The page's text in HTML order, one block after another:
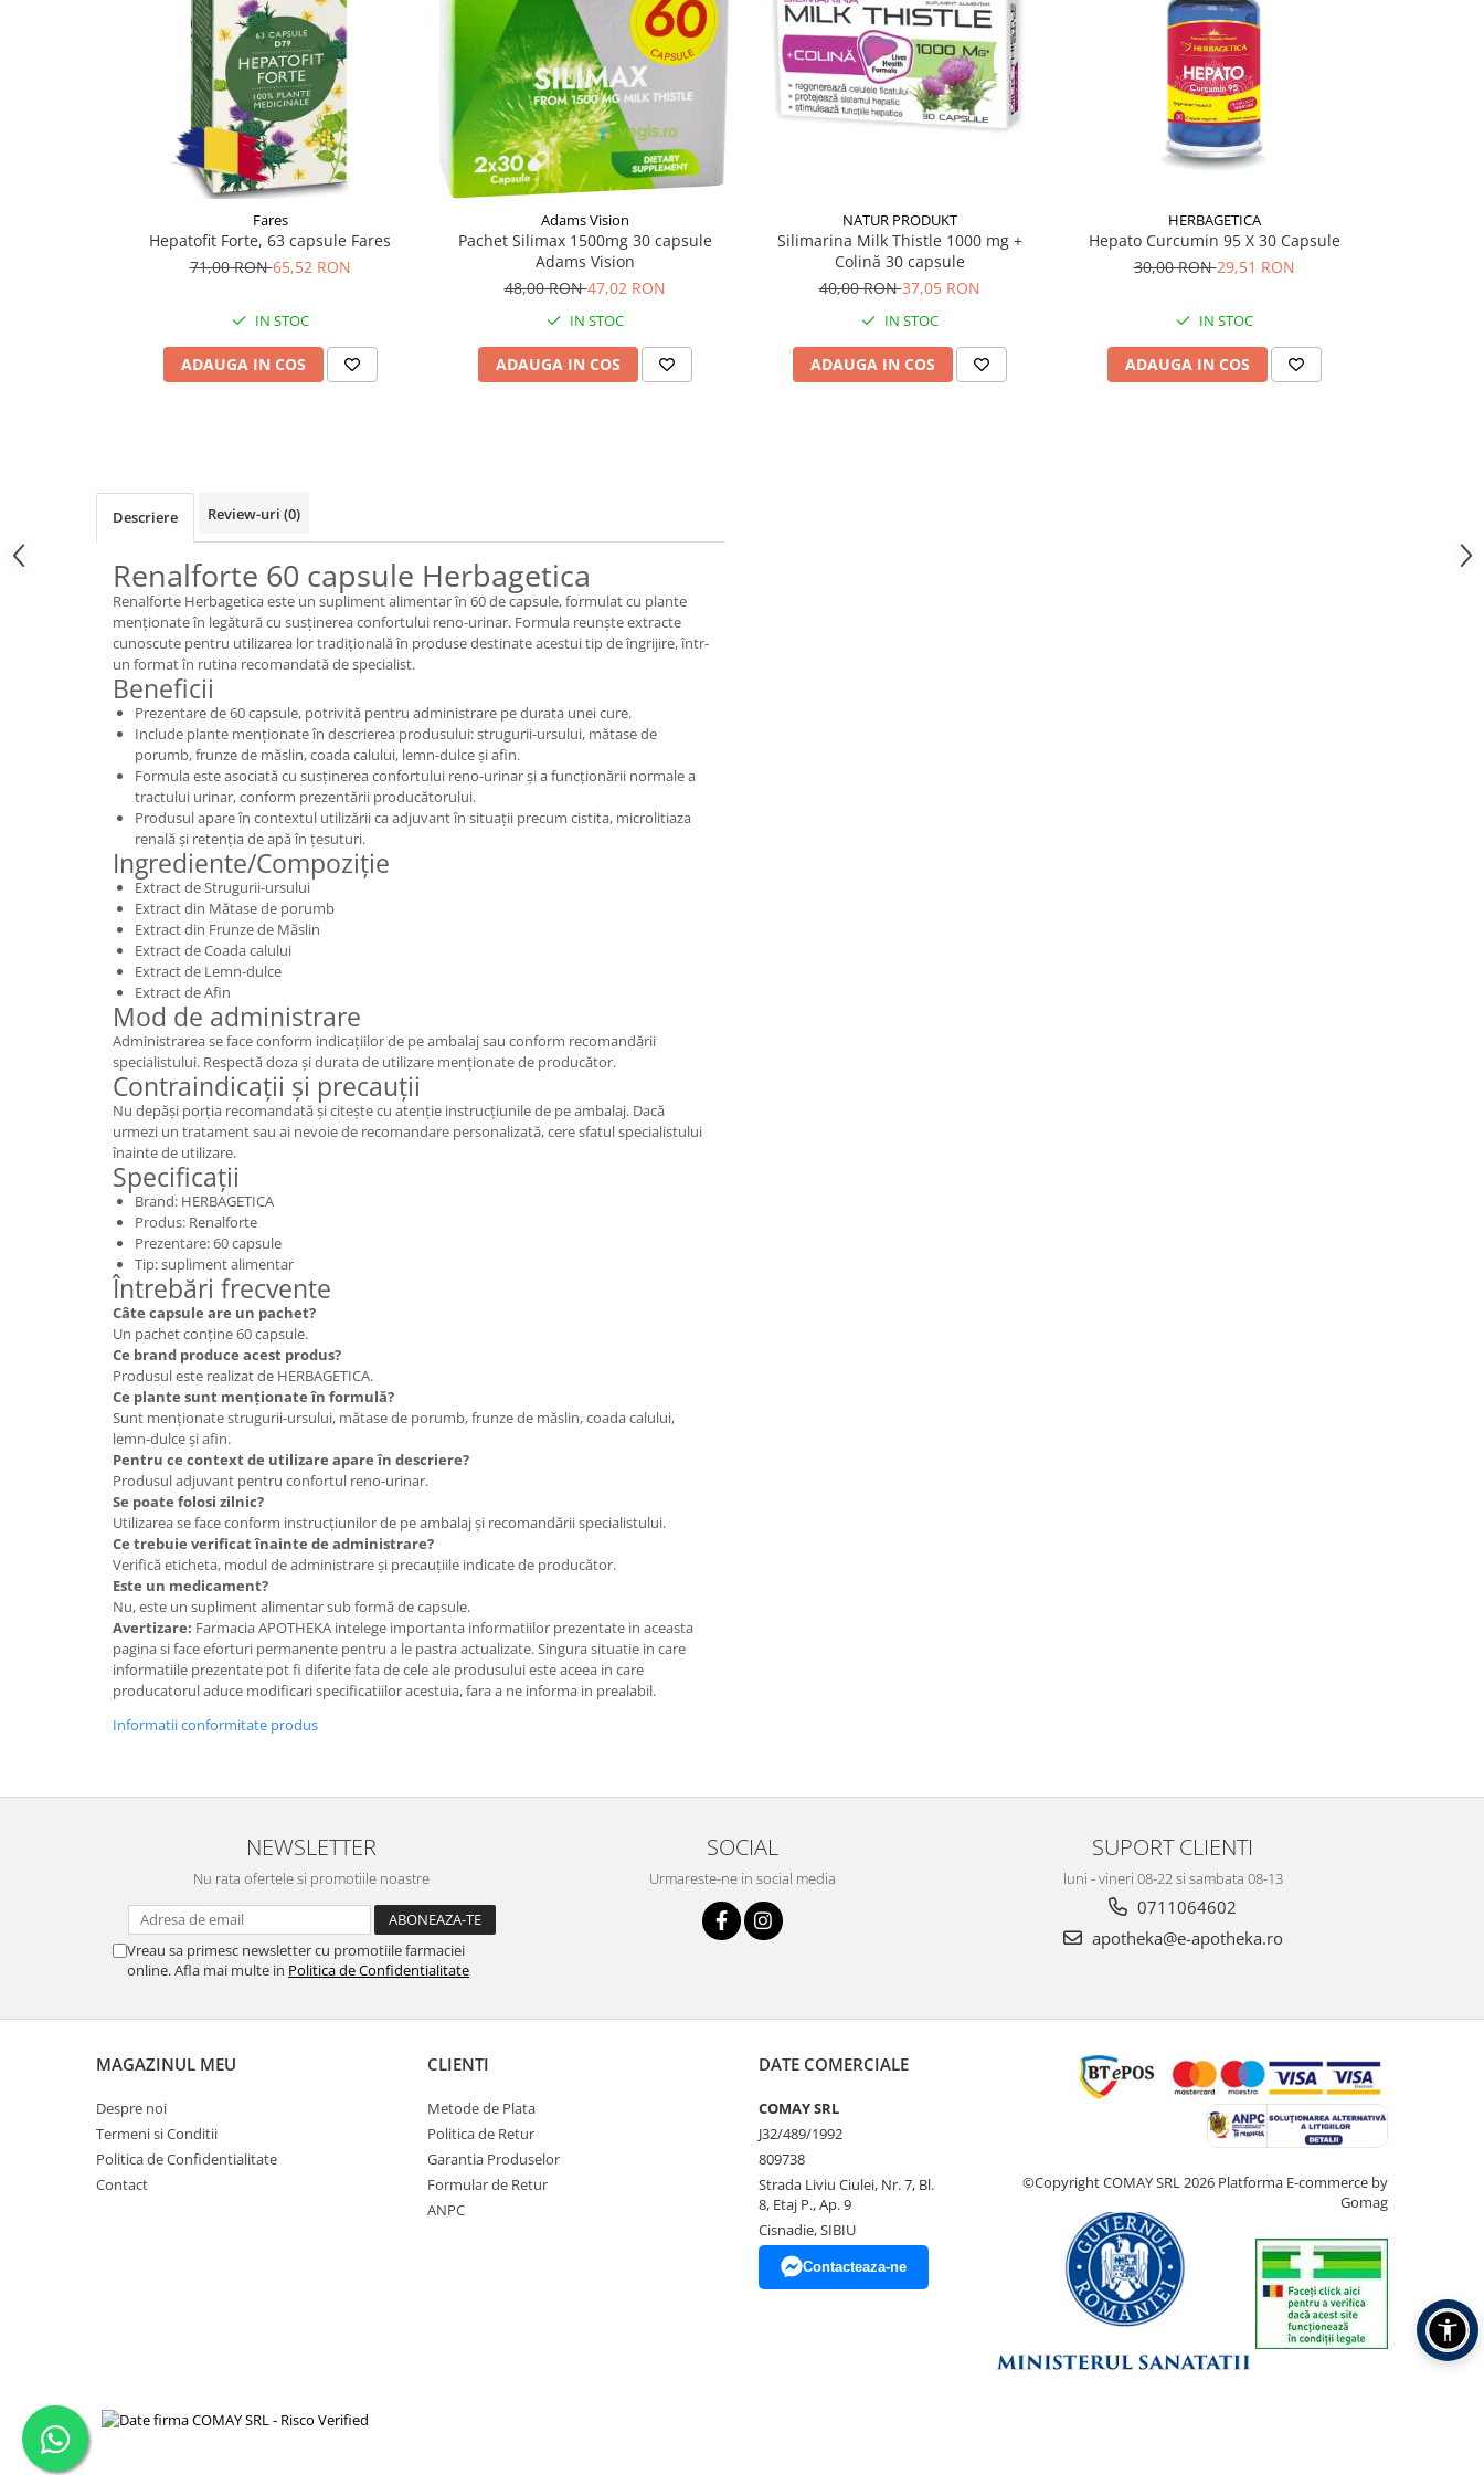
Tincturi si Gemoderivate
Fares
Hepatofit Forte, 63 capsule Fares
71,00 RON65,52 RON
IN STOC
ADAUGA IN COS
Adams Vision
Pachet Silimax 1500mg 30 capsule
Adams Vision
48,00 RON47,02 RON
IN STOC
ADAUGA IN COS
NATUR PRODUKT
Silimarina Milk Thistle 1000 mg +
Colină 30 capsule
40,00 RON37,05 RON
IN STOC
ADAUGA IN COS
HERBAGETICA
Hepato Curcumin 95 X 30 Capsule
30,00 RON29,51 RON
IN STOC
ADAUGA IN COS
Descriere Review-uri (0)
Renalforte 60 capsule Herbagetica
Renalforte Herbagetica este un supliment alimentar în 60 de capsule, formulat cu plante
menționate în legătură cu susținerea confortului reno-urinar. Formula reunște extracte
cunoscute pentru utilizarea lor tradițională în produse destinate acestui tip de îngrijire, într-
un format în rutina recomandată de specialist.
Beneficii
Prezentare de 60 capsule, potrivită pentru administrare pe durata unei cure.
Include plante menționate în descrierea produsului: strugurii-ursului, mătase de
porumb, frunze de măslin, coada calului, lemn-dulce și afin.
Formula este asociată cu susținerea confortului reno-urinar și a funcționării normale a
tractului urinar, conform prezentării producătorului.
Produsul apare în contextul utilizării ca adjuvant în situații precum cistita, microlitiaza
renală și retenția de apă în țesuturi.
Ingrediente/Compoziție
Extract de Strugurii-ursului
Extract din Mătase de porumb
Extract din Frunze de Măslin
Extract de Coada calului
Extract de Lemn-dulce
Extract de Afin
Mod de administrare
Administrarea se face conform indicațiilor de pe ambalaj sau conform recomandării
specialistului. Respectă doza și durata de utilizare menționate de producător.
Contraindicații și precauții
Nu depăși porția recomandată și citește cu atenție instrucțiunile de pe ambalaj. Dacă
urmezi un tratament sau ai nevoie de recomandare personalizată, cere sfatul specialistului
înainte de utilizare.
Specificații
Brand: HERBAGETICA
Produs: Renalforte
Prezentare: 60 capsule
Tip: supliment alimentar
Întrebări frecvente
Câte capsule are un pachet?
Un pachet conține 60 capsule.
Ce brand produce acest produs?
Produsul este realizat de HERBAGETICA.
Ce plante sunt menționate în formulă?
Sunt menționate strugurii-ursului, mătase de porumb, frunze de măslin, coada calului,
lemn-dulce și afin.
Pentru ce context de utilizare apare în descriere?
Produsul adjuvant pentru confortul reno-urinar.
Se poate folosi zilnic?
Utilizarea se face conform instrucțiunilor de pe ambalaj și recomandării specialistului.
Ce trebuie verificat înainte de administrare?
Verifică eticheta, modul de administrare și precauțiile indicate de producător.
Este un medicament?
Nu, este un supliment alimentar sub formă de capsule.
Avertizare: Farmacia APOTHEKA intelege importanta informatiilor prezentate in aceasta
pagina si face eforturi permanente pentru a le pastra actualizate. Singura situatie in care
informatiile prezentate pot fi diferite fata de cele ale produsului este aceea in care
producatorul aduce modificari specificatiilor acestuia, fara a ne informa in prealabil.
Informatii conformitate produs
NEWSLETTER
Nu rata ofertele si promotiile noastre
Vreau sa primesc newsletter cu promotiile farmaciei
online. Afla mai multe in Politica de Confidentialitate
SOCIAL
Urmareste-ne in social media
SUPORT CLIENTI
luni - vineri 08-22 si sambata 08-13
0711064602
apotheka@e-apotheka.ro
MAGAZINUL MEU
Despre noi
Termeni si Conditii
Politica de Confidentialitate
Contact
CLIENTI
Metode de Plata
Politica de Retur
Garantia Produselor
Formular de Retur
ANPC
DATE COMERCIALE
COMAY SRL
J32/489/1992
809738
Strada Liviu Ciulei, Nr. 7, Bl.
8, Etaj P., Ap. 9
Cisnadie, SIBIU
Contacteaza-ne
©Copyright COMAY SRL 2026 Platforma E-commerce by
Gomag